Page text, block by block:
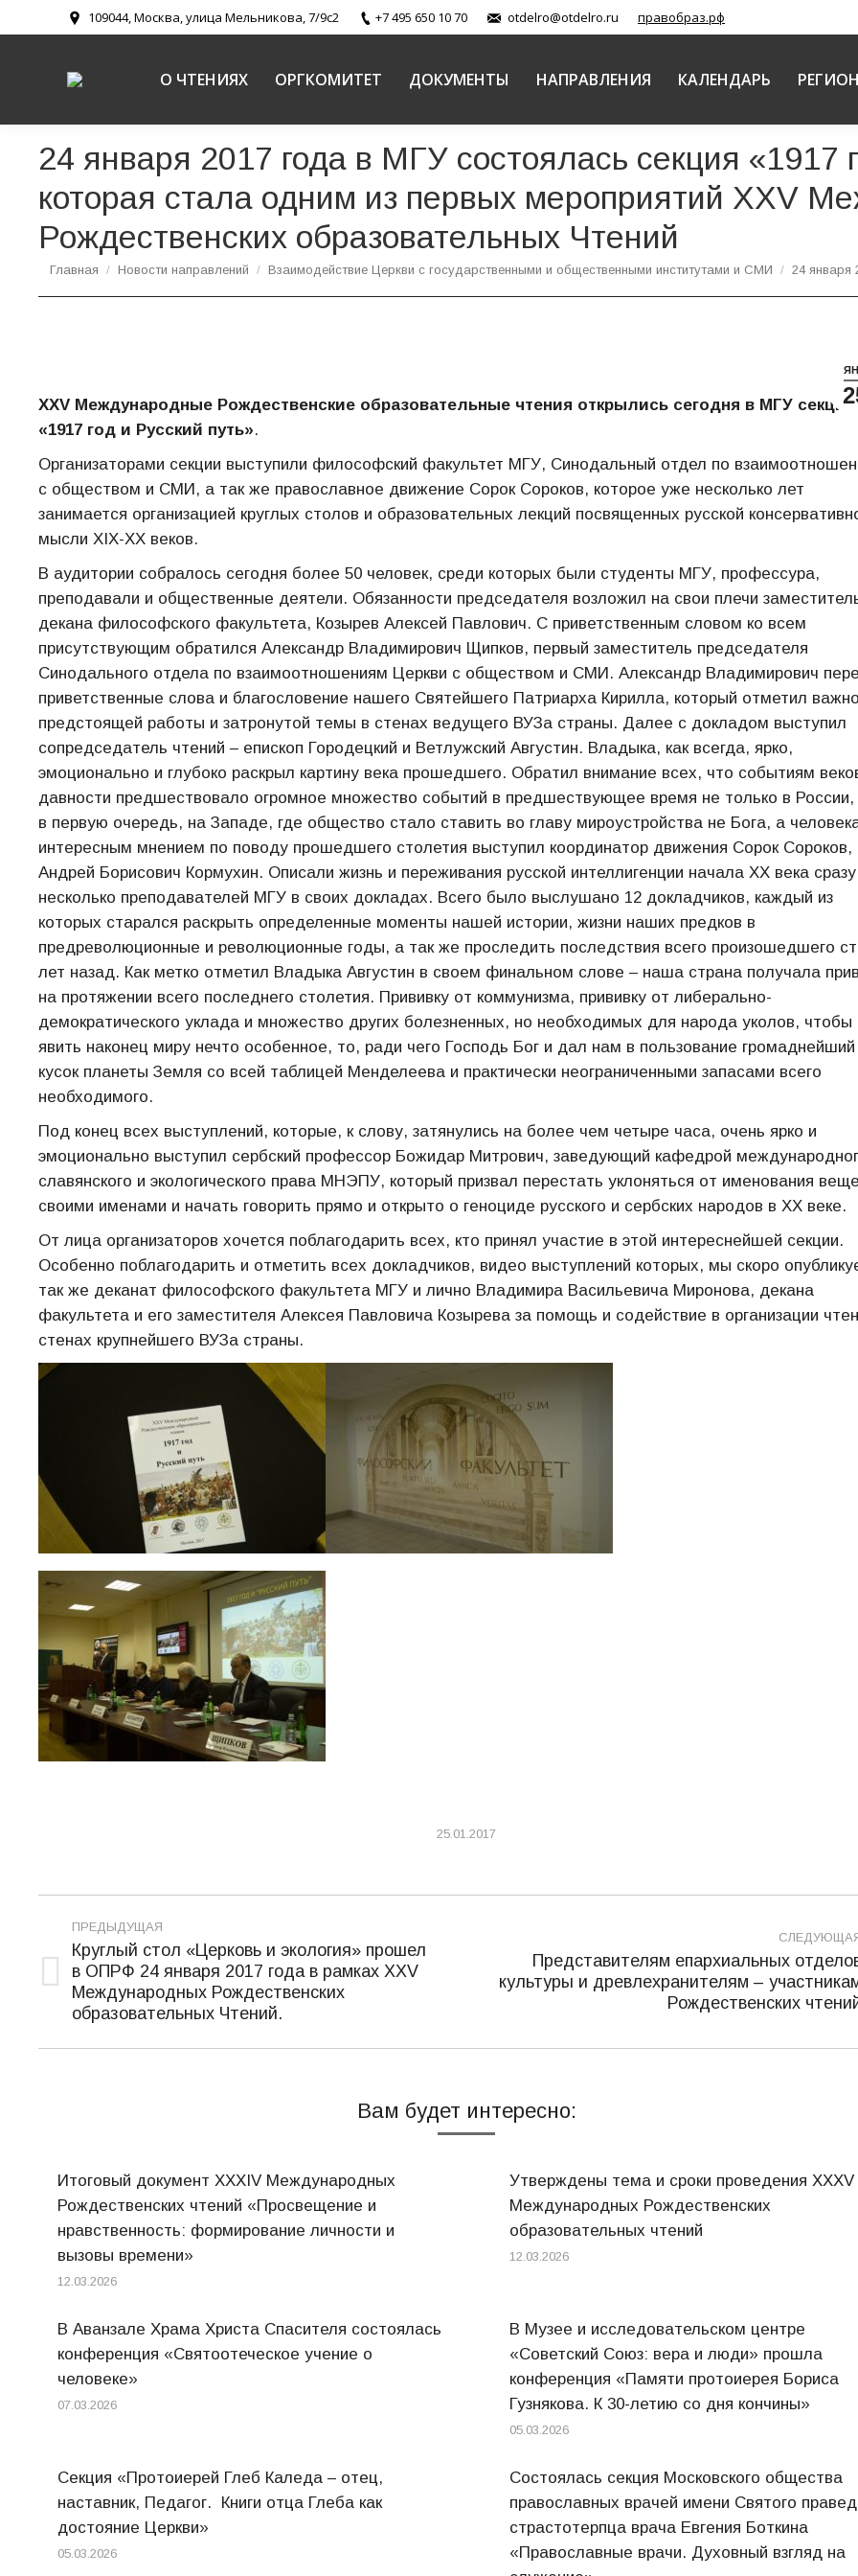
109044, Москва, улица Мельникова, 7/9с2 +7 495 650 10 70 otdelro@otdelro.ru правобраз.рф
О ЧТЕНИЯХ ОРГКОМИТЕТ ДОКУМЕНТЫ НАПРАВЛЕНИЯ КАЛЕНДАРЬ
24 января 2017 года в МГУ состоялась секция «1917
которая стала одним из первых мероприятий XXV
Рождественских образовательных Чтений
Вы здесь:
Главная Новости направлений Взаимодействие Церкви с государственными и общественными институтами и СМИ 24 января
XXV Международные Рождественские образовательные чтения открылись сегодня в МГУ
«1917 год и Русский путь».
Организаторами секции выступили философский факультет МГУ, Синодальный отдел по
с обществом и СМИ, а так же православное движение Сорок Сороков, которое уже несколько лет
занимается организацией круглых столов и образовательных лекций посвященных русской
мысли XIX-XX веков.
В аудитории собралось сегодня более 50 человек, среди которых были студенты МГУ, профессура,
преподавали и общественные деятели. Обязанности председателя возложил на свои плечи
декана философского факультета, Козырев Алексей Павлович. С приветственным словом ко всем
присутствующим обратился Александр Владимирович Щипков, первый заместитель председателя
Синодального отдела по взаимоотношениям Церкви с обществом и СМИ. Александр Владимирович
приветственные слова и благословение нашего Святейшего Патриарха Кирилла, который отметил
предстоящей работы и затронутой темы в стенах ведущего ВУЗа страны. Далее с докладом выступил
сопредседатель чтений – епископ Городецкий и Ветлужский Августин. Владыка, как всегда, ярко,
эмоционально и глубоко раскрыл картину века прошедшего. Обратил внимание всех, что событиям
давности предшествовало огромное множество событий в предшествующее время не только в России,
в первую очередь, на Западе, где общество стало ставить во главу мироустройства не Бога, а
интересным мнением по поводу прошедшего столетия выступил координатор движения Сорок Сороков,
Андрей Борисович Кормухин. Описали жизнь и переживания русской интеллигенции начала XX века сразу
несколько преподавателей МГУ в своих докладах. Всего было выслушано 12 докладчиков, каждый из
которых старался раскрыть определенные моменты нашей истории, жизни наших предков в
предреволюционные и революционные годы, а так же проследить последствия всего произошедшего
лет назад. Как метко отметил Владыка Августин в своем финальном слове – наша страна получала
на протяжении всего последнего столетия. Прививку от коммунизма, прививку от либерально-
демократического уклада и множество других болезненных, но необходимых для народа уколов, чтобы
явить наконец миру нечто особенное, то, ради чего Господь Бог и дал нам в пользование громаднейший
кусок планеты Земля со всей таблицей Менделеева и практически неограниченными запасами всего
необходимого.
Под конец всех выступлений, которые, к слову, затянулись на более чем четыре часа, очень ярко и
эмоционально выступил сербский профессор Божидар Митрович, заведующий кафедрой
славянского и экологического права МНЭПУ, который призвал перестать уклоняться от именования
своими именами и начать говорить прямо и открыто о геноциде русского и сербских народов в XX веке.
От лица организаторов хочется поблагодарить всех, кто принял участие в этой интереснейшей секции.
Особенно поблагодарить и отметить всех докладчиков, видео выступлений которых, мы скоро
так же деканат философского факультета МГУ и лично Владимира Васильевича Миронова, декана
факультета и его заместителя Алексея Павловича Козырева за помощь и содействие в организации
стенах крупнейшего ВУЗа страны.
25.01.2017
Навигация
по
записям
ПРЕДЫДУЩАЯ
Предыдущая
запись:
Круглый стол «Церковь и экология» прошел
в ОПРФ 24 января 2017 года в рамках XXV
Международных Рождественских
образовательных Чтений.
Следующая
Представителям епархиальных
культуры и древлехранителям –
Рождественских
Вам будет интересно:
Итоговый документ XXХIV Международных
Рождественских чтений «Просвещение и
нравственность: формирование личности и
вызовы времени»
12.03.2026
Утверждены тема и сроки проведения XXXV
Международных Рождественских
образовательных чтений
12.03.2026
В Аванзале Храма Христа Спасителя состоялась
конференция «Святоотеческое учение о
человеке»
07.03.2026
В Музее и исследовательском центре
«Советский Союз: вера и люди» прошла
конференция «Памяти протоиерея Бориса
Гузнякова. К 30-летию со дня кончины»
05.03.2026
Секция «Протоиерей Глеб Каледа – отец,
наставник, Педагог. Книги отца Глеба как
достояние Церкви»
05.03.2026
Состоялась секция Московского общества
православных врачей имени Святого
страстотерпца врача Евгения Боткина
«Православные врачи. Духовный взгляд на